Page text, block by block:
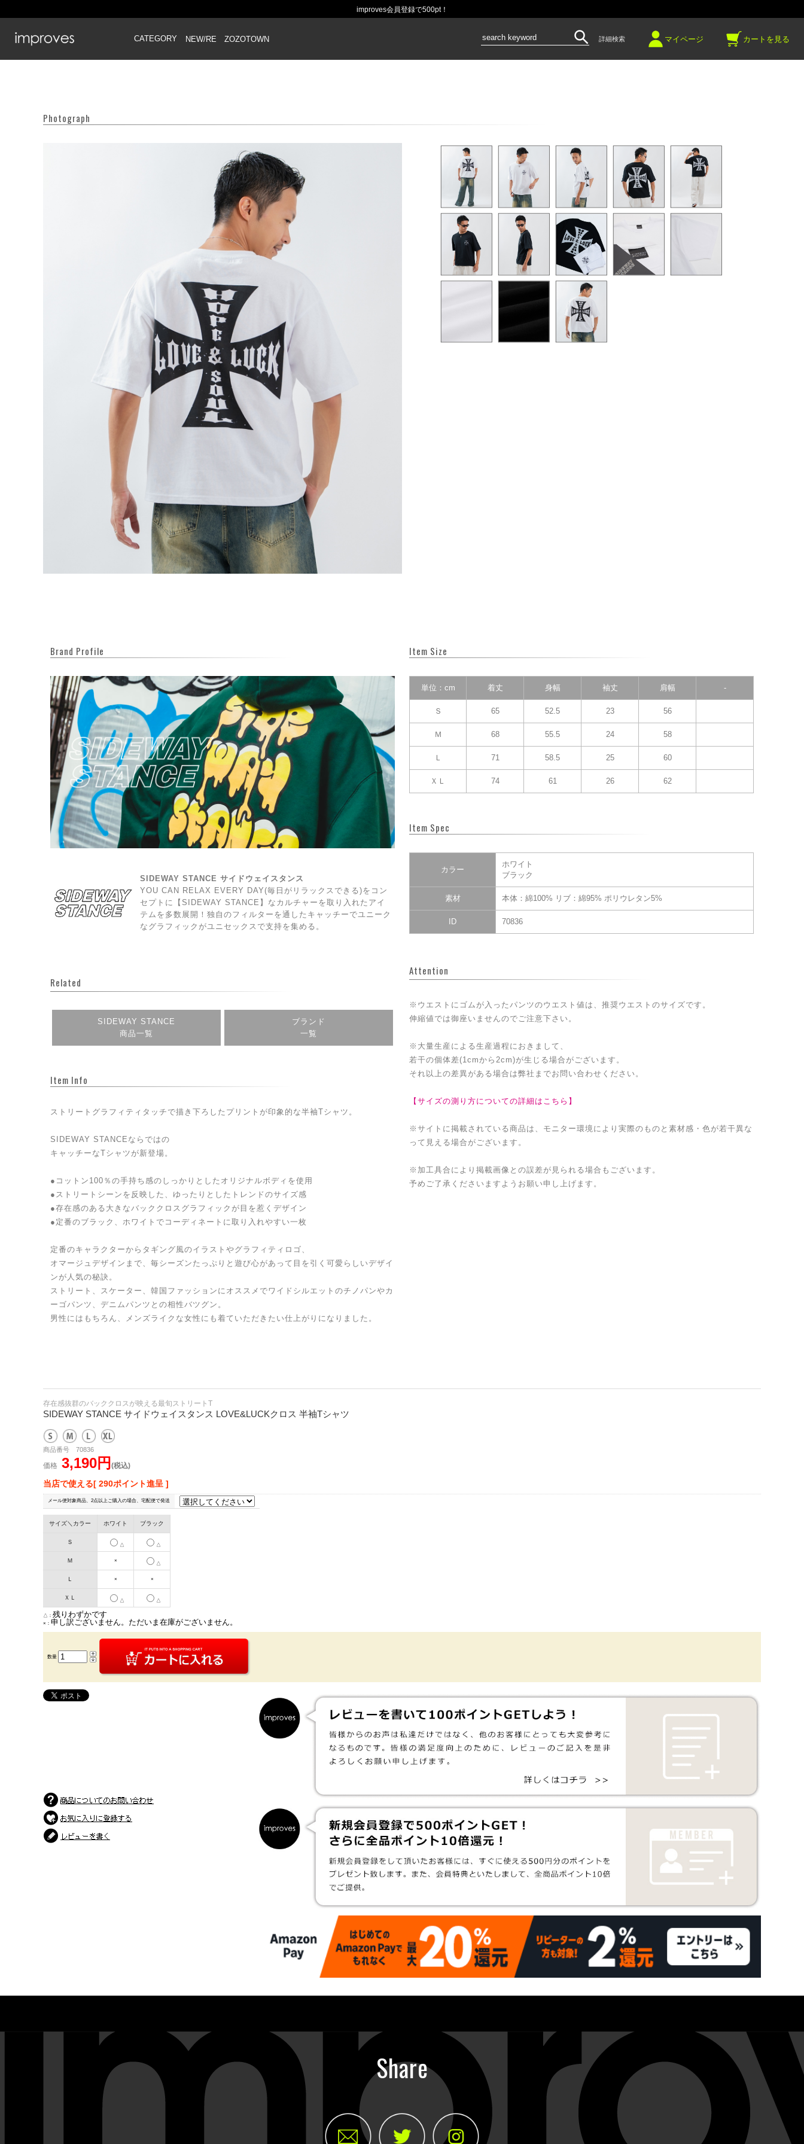
improves会員登録で500pt！
CATEGORY NEW/RE ZOZOTOWN 詳細検索 マイページ カートを見る
Photograph
Brand Profile
SIDEWAY STANCE サイドウェイスタンス
YOU CAN RELAX EVERY DAY(毎日がリラックスできる)をコン
セプトに【SIDEWAY STANCE】なカルチャーを取り入れたアイ
テムを多数展開！独自のフィルターを通したキャッチーでユニーク
なグラフィックがユニセックスで支持を集める。
Related
SIDEWAY STANCE
商品一覧
ブランド
一覧
Item Info
ストリートグラフィティタッチで描き下ろしたプリントが印象的な半袖Tシャツ。
SIDEWAY STANCEならではの
キャッチーなTシャツが新登場。
●コットン100％の手持ち感のしっかりとしたオリジナルボディを使用
●ストリートシーンを反映した、ゆったりとしたトレンドのサイズ感
●存在感のある大きなバッククロスグラフィックが目を惹くデザイン
●定番のブラック、ホワイトでコーディネートに取り入れやすい一枚
定番のキャラクターからタギング風のイラストやグラフィティロゴ、
オマージュデザインまで、毎シーズンたっぷりと遊び心があって目を引く可愛らしいデザイ
ンが人気の秘訣。
ストリート、スケーター、韓国ファッションにオススメでワイドシルエットのチノパンやカ
ーゴパンツ、デニムパンツとの相性バツグン。
男性にはもちろん、メンズライクな女性にも着ていただきたい仕上がりになりました。
Item Size
単位：cm 着丈 身幅 袖丈 肩幅 -
Ｓ 65 52.5 23 56
Ｍ 68 55.5 24 58
Ｌ 71 58.5 25 60
ＸＬ 74 61 26 62
Item Spec
カラー
ホワイト
ブラック
素材 本体：綿100% リブ：綿95% ポリウレタン5%
ID 70836
Attention
※ウエストにゴムが入ったパンツのウエスト値は、推奨ウエストのサイズです。
伸縮値では御座いませんのでご注意下さい。
※大量生産による生産過程におきまして、
若干の個体差(1cmから2cm)が生じる場合がございます。
それ以上の差異がある場合は弊社までお問い合わせください。
【サイズの測り方についての詳細はこちら】
※サイトに掲載されている商品は、モニター環境により実際のものと素材感・色が若干異な
って見える場合がございます。
※加工具合により掲載画像との誤差が見られる場合もございます。
予めご了承くださいますようお願い申し上げます。
存在感抜群のバッククロスが映える最旬ストリートT
SIDEWAY STANCE サイドウェイスタンス LOVE&LUCKクロス 半袖Tシャツ
商品番号 70836
価格 3,190円 (税込)
当店で使える[ 290ポイント進呈 ]
メール便対象商品、2点以上ご購入の場合、宅配便で発送
サイズ＼カラー ホワイト ブラック
Ｓ △ △
Ｍ ×
△
Ｌ × ×
ＸＬ △ △
△： 残りわずかです
×： 申し訳ございません。ただいま在庫がございません。
数量
Share